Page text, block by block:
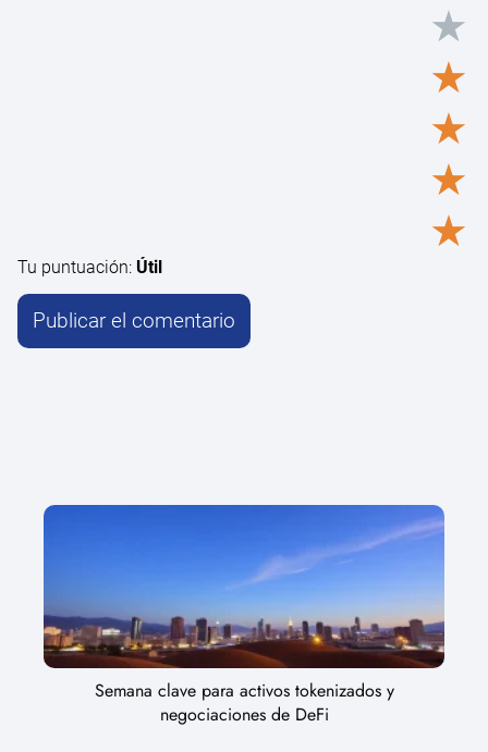
★
★
★
★
★
Tu puntuación: Útil
Semana clave para activos tokenizados y
negociaciones de DeFi